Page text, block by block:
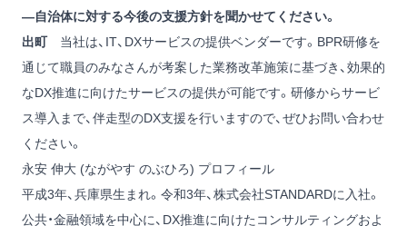
―自治体に対する今後の支援方針を聞かせてください。
出町当社は、IT、DXサービスの提供ベンダーです。BPR研修を
通じて職員のみなさんが考案した業務改革施策に基づき、効果的
なDX推進に向けたサービスの提供が可能です。研修からサービ
ス導入まで、伴走型のDX支援を行いますので、ぜひお問い合わせ
ください。
永安 伸大 (ながやす のぶひろ) プロフィール
平成3年、兵庫県生まれ。令和3年、株式会社STANDARDに入社。
公共・金融領域を中心に、DX推進に向けたコンサルティングおよ